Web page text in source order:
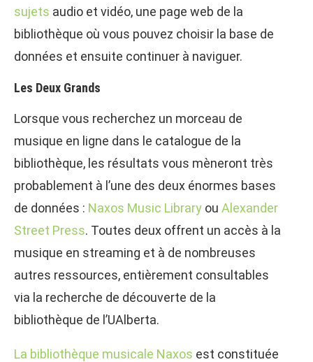
sujets audio et vidéo, une page web de la
bibliothèque où vous pouvez choisir la base de
données et ensuite continuer à naviguer.
Les Deux Grands
Lorsque vous recherchez un morceau de
musique en ligne dans le catalogue de la
bibliothèque, les résultats vous mèneront très
probablement à l’une des deux énormes bases
de données : Naxos Music Library ou Alexander
Street Press. Toutes deux offrent un accès à la
musique en streaming et à de nombreuses
autres ressources, entièrement consultables
via la recherche de découverte de la
bibliothèque de l’UAlberta.
La bibliothèque musicale Naxos est constituée